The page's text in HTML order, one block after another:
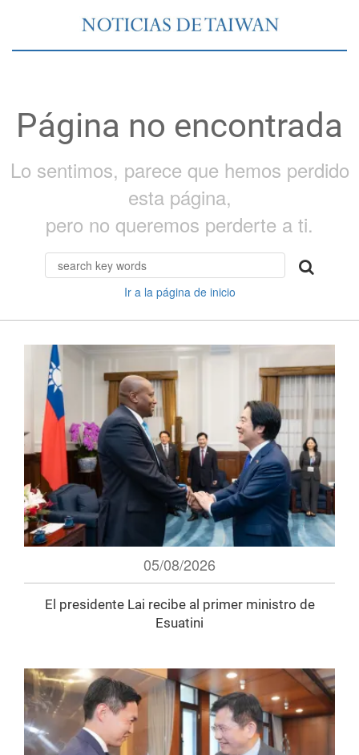
Página no encontrada
Lo sentimos, parece que hemos perdido
esta página,
pero no queremos perderte a ti.
Ir a la página de inicio
05/08/2026
El presidente Lai recibe al primer ministro de
Esuatini